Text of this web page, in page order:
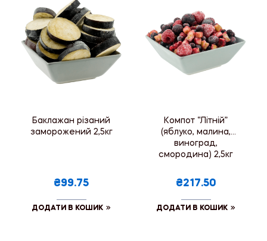
Баклажан різаний
заморожений 2,5кг
₴99.75
ДОДАТИ В КОШИК
Компот “Літній”
(яблуко, малина,
виноград,
смородина) 2,5кг
₴217.50
ДОДАТИ В КОШИК